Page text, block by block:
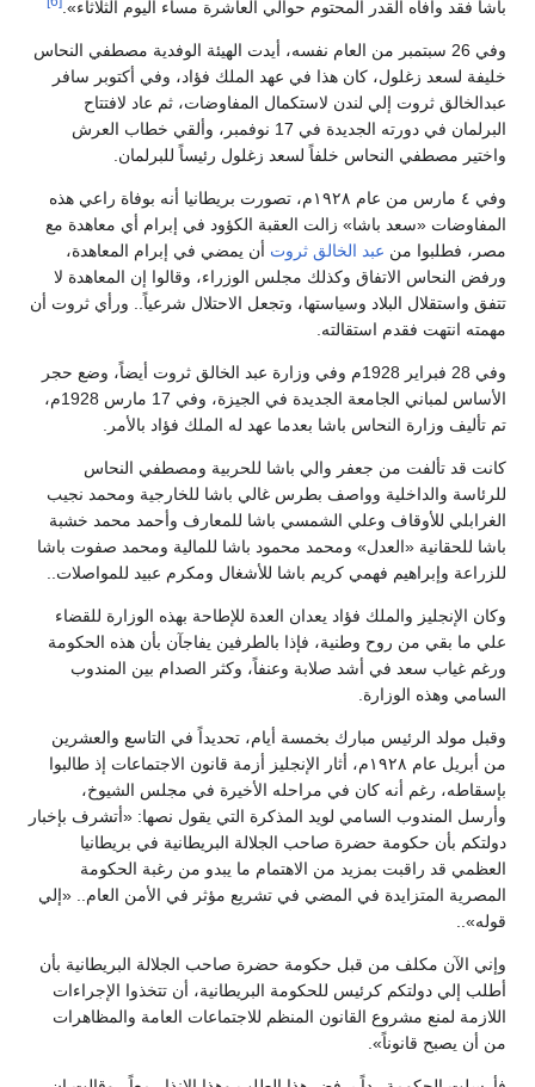
باشا فقد وافاه القدر المحتوم حوالي العاشرة مساء اليوم الثلاثاء».
وفي 26 سبتمبر من العام نفسه، أيدت الهيئة الوفدية مصطفي النحاس
خليفة لسعد زغلول، كان هذا في عهد الملك فؤاد، وفي أكتوبر سافر
عبدالخالق ثروت إلي لندن لاستكمال المفاوضات، ثم عاد لافتتاح
البرلمان في دورته الجديدة في 17 نوفمبر، وألقي خطاب العرش
واختير مصطفي النحاس خلفاً لسعد زغلول رئيساً للبرلمان.
وفي ٤ مارس من عام ١٩٢٨م، تصورت بريطانيا أنه بوفاة راعي هذه
المفاوضات «سعد باشا» زالت العقبة الكؤود في إبرام أي معاهدة مع
مصر، فطلبوا من عبد الخالق ثروت أن يمضي في إبرام المعاهدة،
ورفض النحاس الاتفاق وكذلك مجلس الوزراء، وقالوا إن المعاهدة لا
تتفق واستقلال البلاد وسياستها، وتجعل الاحتلال شرعياً.. ورأي ثروت أن
مهمته انتهت فقدم استقالته.
وفي 28 فبراير 1928م وفي وزارة عبد الخالق ثروت أيضاً، وضع حجر
الأساس لمباني الجامعة الجديدة في الجيزة، وفي 17 مارس 1928م،
تم تأليف وزارة النحاس باشا بعدما عهد له الملك فؤاد بالأمر.
كانت قد تألفت من جعفر والي باشا للحربية ومصطفي النحاس
للرئاسة والداخلية وواصف بطرس غالي باشا للخارجية ومحمد نجيب
الغرابلي للأوقاف وعلي الشمسي باشا للمعارف وأحمد محمد خشبة
باشا للحقانية «العدل» ومحمد محمود باشا للمالية ومحمد صفوت باشا
للزراعة وإبراهيم فهمي كريم باشا للأشغال ومكرم عبيد للمواصلات..
وكان الإنجليز والملك فؤاد يعدان العدة للإطاحة بهذه الوزارة للقضاء
علي ما بقي من روح وطنية، فإذا بالطرفين يفاجآن بأن هذه الحكومة
ورغم غياب سعد في أشد صلابة وعنفاً، وكثر الصدام بين المندوب
السامي وهذه الوزارة.
وقبل مولد الرئيس مبارك بخمسة أيام، تحديداً في التاسع والعشرين
من أبريل عام ١٩٢٨م، أثار الإنجليز أزمة قانون الاجتماعات إذ طالبوا
بإسقاطه، رغم أنه كان في مراحله الأخيرة في مجلس الشيوخ،
وأرسل المندوب السامي لويد المذكرة التي يقول نصها: «أتشرف بإخبار
دولتكم بأن حكومة حضرة صاحب الجلالة البريطانية في بريطانيا
العظمي قد راقبت بمزيد من الاهتمام ما يبدو من رغبة الحكومة
المصرية المتزايدة في المضي في تشريع مؤثر في الأمن العام.. «إلي
قوله»..
وإني الآن مكلف من قبل حكومة حضرة صاحب الجلالة البريطانية بأن
أطلب إلي دولتكم كرئيس للحكومة البريطانية، أن تتخذوا الإجراءات
اللازمة لمنع مشروع القانون المنظم للاجتماعات العامة والمظاهرات
من أن يصبح قانوناً».